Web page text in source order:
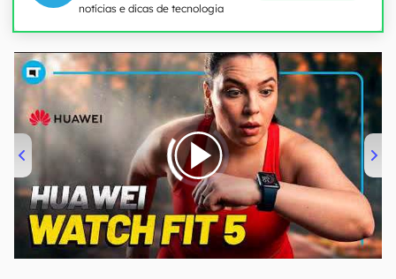
notícias e dicas de tecnologia
00:00/04:51